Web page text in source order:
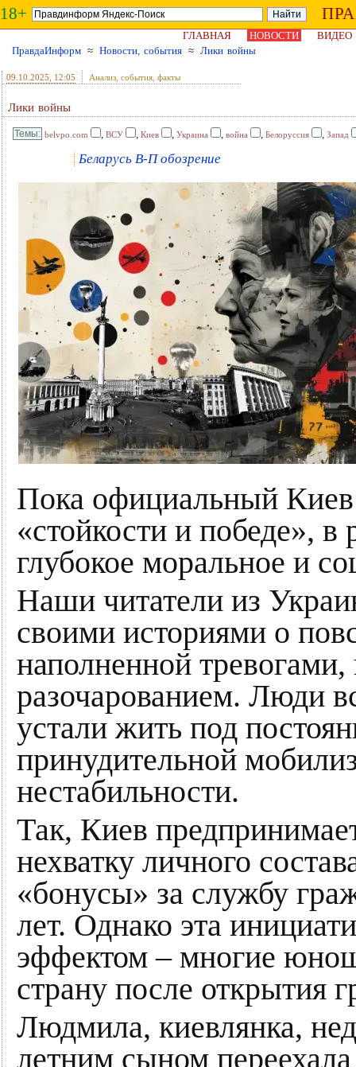
18+
ГЛАВНАЯ НОВОСТИ
ВИДЕО
ПравдаИнформ ≈ Новости, события ≈ Лики войны
09.10.2025 , 12:05 Анализ, события, факты
Лики войны
belvpo.com , ВСУ , Киев , Украина , война , Белоруссия , Запад
Беларусь В-П обозрение
Пока официальный Киев
«стойкости и победе», в
глубокое моральное и
Наши читатели из
своими историями о
наполненной
разочарованием. Люди
устали жить под
принудительной
нестабильности.
Так, Киев
нехватку личного
«бонусы» за службу
лет. Однако эта
эффектом – многие
страну после открытия
Людмила, киевлянка,
летним сыном